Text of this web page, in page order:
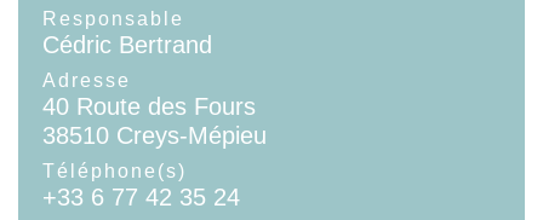
Responsable
Cédric Bertrand
Adresse
40 Route des Fours
38510 Creys-Mépieu
Téléphone(s)
+33 6 77 42 35 24